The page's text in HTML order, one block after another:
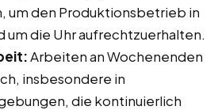
um den Produktionsbetrieb in
um die Uhr aufrechtzuerhalten.
Arbeiten an Wochenenden
insbesondere in
die kontinuierlich